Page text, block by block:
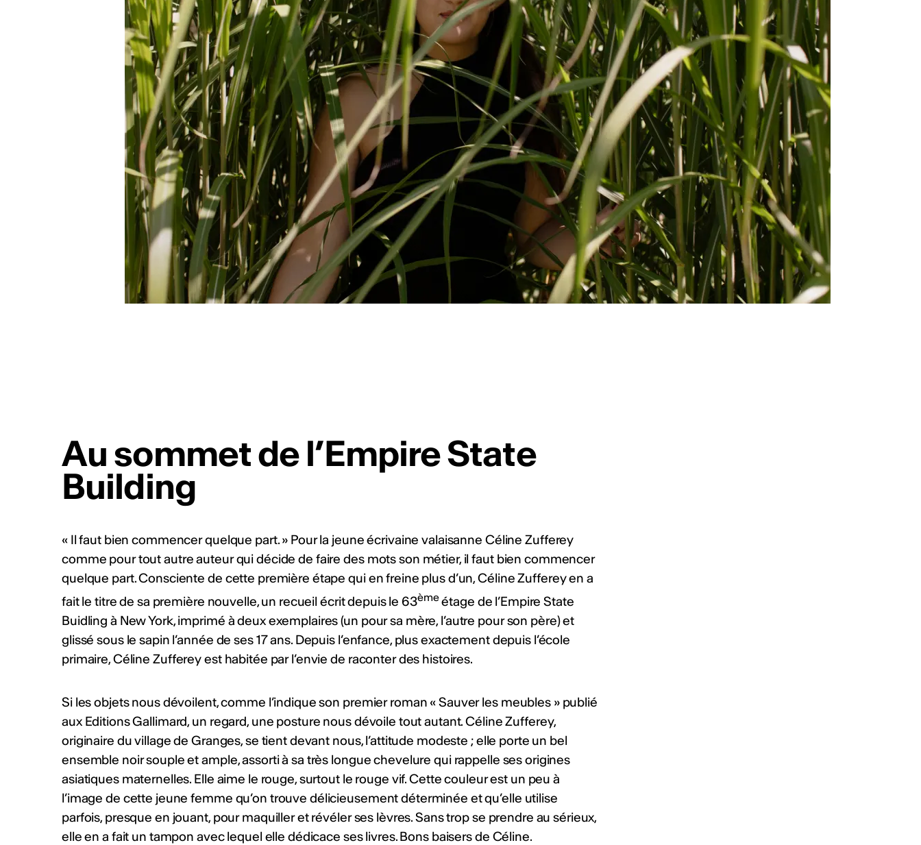
Au sommet de l’Empire State
Building
« Il faut bien commencer quelque part. » Pour la jeune écrivaine valaisanne Céline Zufferey
comme pour tout autre auteur qui décide de faire des mots son métier, il faut bien commencer
quelque part. Consciente de cette première étape qui en freine plus d’un, Céline Zufferey en a
fait le titre de sa première nouvelle, un recueil écrit depuis le 63èmeétage de l’Empire State
Buidling à New York, imprimé à deux exemplaires (un pour sa mère, l’autre pour son père) et
glissé sous le sapin l’année de ses 17 ans. Depuis l’enfance, plus exactement depuis l’école
primaire, Céline Zufferey est habitée par l’envie de raconter des histoires.
Si les objets nous dévoilent, comme l’indique son premier roman « Sauver les meubles » publié
aux Editions Gallimard, un regard, une posture nous dévoile tout autant. Céline Zufferey,
originaire du village de Granges, se tient devant nous, l’attitude modeste ; elle porte un bel
ensemble noir souple et ample, assorti à sa très longue chevelure qui rappelle ses origines
asiatiques maternelles. Elle aime le rouge, surtout le rouge vif. Cette couleur est un peu à
l’image de cette jeune femme qu’on trouve délicieusement déterminée et qu’elle utilise
parfois, presque en jouant, pour maquiller et révéler ses lèvres. Sans trop se prendre au sérieux,
elle en a fait un tampon avec lequel elle dédicace ses livres. Bons baisers de Céline.